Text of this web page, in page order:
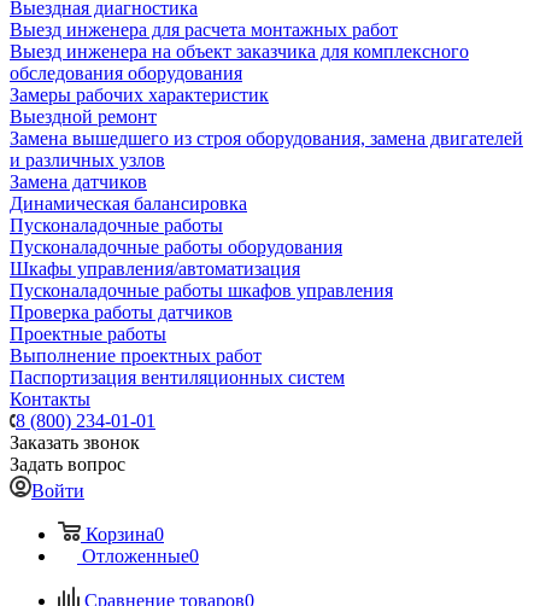
Выездная диагностика
Выезд инженера для расчета монтажных работ
Выезд инженера на объект заказчика для комплексного
обследования оборудования
Замеры рабочих характеристик
Выездной ремонт
Замена вышедшего из строя оборудования, замена двигателей
и различных узлов
Замена датчиков
Динамическая балансировка
Пусконаладочные работы
Пусконаладочные работы оборудования
Шкафы управления/автоматизация
Пусконаладочные работы шкафов управления
Проверка работы датчиков
Проектные работы
Выполнение проектных работ
Паспортизация вентиляционных систем
Контакты
8 (800) 234-01-01
Заказать звонок
Задать вопрос
Войти
Корзина0
Отложенные0
Сравнение товаров0